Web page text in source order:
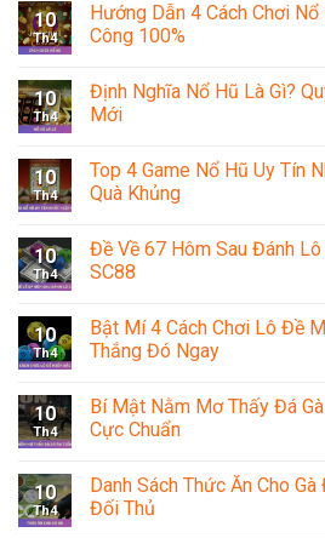
10
Th4
Hướng Dẫn 4 Cách Chơi
Công 100%
10
Th4
Định Nghĩa Nổ Hũ Là Gì?
Mới
10
Th4
Top 4 Game Nổ Hũ Uy Tín
Quà Khủng
10
Th4
Đề Về 67 Hôm Sau Đánh
SC88
10
Th4
Bật Mí 4 Cách Chơi Lô Đề
Thắng Đó Ngay
10
Th4
Bí Mật Nằm Mơ Thấy Đá
Cực Chuẩn
10
Th4
Danh Sách Thức Ăn Cho
Đối Thủ